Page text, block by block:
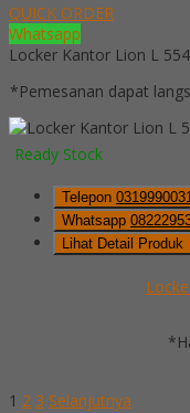
QUICK ORDER
Whatsapp
Locker Kantor Lion L 554
*Pemesanan dapat
Ready Stock
Telepon
Whatsapp
Lihat Detail Produk
1 2 3 Selanjutnya